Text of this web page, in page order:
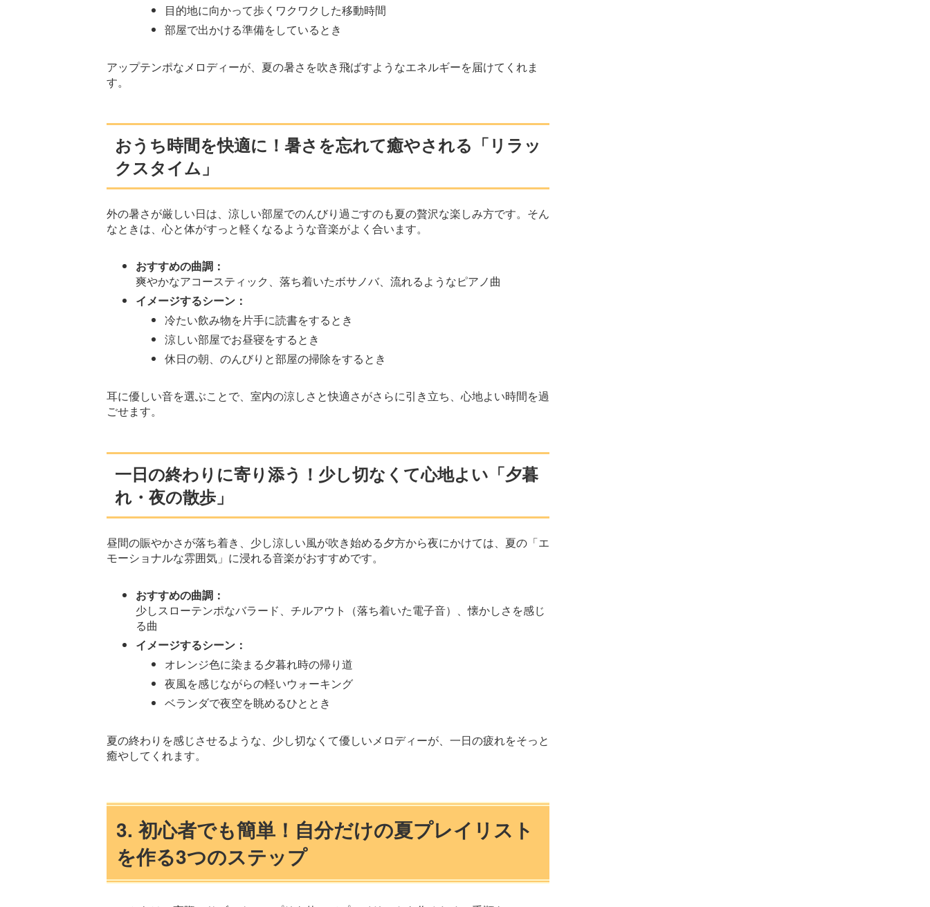
目的地に向かって歩くワクワクした移動時間
部屋で出かける準備をしているとき
アップテンポなメロディーが、夏の暑さを吹き飛ばすようなエネルギーを届けてくれま
す。
おうち時間を快適に！暑さを忘れて癒やされる「リラッ
クスタイム」
外の暑さが厳しい日は、涼しい部屋でのんびり過ごすのも夏の贅沢な楽しみ方です。そん
なときは、心と体がすっと軽くなるような音楽がよく合います。
おすすめの曲調：
爽やかなアコースティック、落ち着いたボサノバ、流れるようなピアノ曲
イメージするシーン：
冷たい飲み物を片手に読書をするとき
涼しい部屋でお昼寝をするとき
休日の朝、のんびりと部屋の掃除をするとき
耳に優しい音を選ぶことで、室内の涼しさと快適さがさらに引き立ち、心地よい時間を過
ごせます。
一日の終わりに寄り添う！少し切なくて心地よい「夕暮
れ・夜の散歩」
昼間の賑やかさが落ち着き、少し涼しい風が吹き始める夕方から夜にかけては、夏の「エ
モーショナルな雰囲気」に浸れる音楽がおすすめです。
おすすめの曲調：
少しスローテンポなバラード、チルアウト（落ち着いた電子音）、懐かしさを感じ
る曲
イメージするシーン：
オレンジ色に染まる夕暮れ時の帰り道
夜風を感じながらの軽いウォーキング
ベランダで夜空を眺めるひととき
夏の終わりを感じさせるような、少し切なくて優しいメロディーが、一日の疲れをそっと
癒やしてくれます。
3. 初心者でも簡単！自分だけの夏プレイリスト
を作る3つのステップ